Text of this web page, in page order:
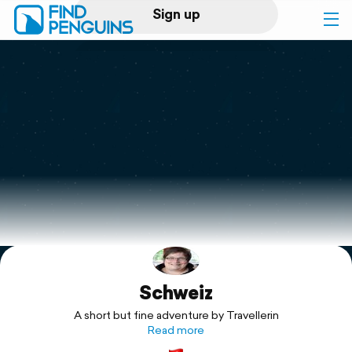
Sign up
Log in
Print a book
Flyover video
Explore
Schweiz
A short but fine adventure by Travellerin
Read more